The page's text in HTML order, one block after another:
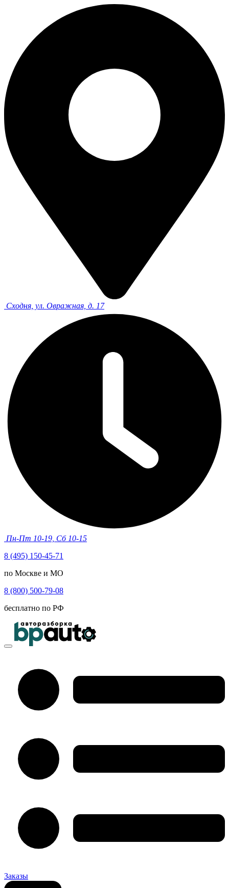
Сходня, ул. Овражная, д. 17
Пн-Пт 10-19, Сб 10-15
8 (495) 150-45-71
по Москве и МО
8 (800) 500-79-08
бесплатно по РФ
Заказы